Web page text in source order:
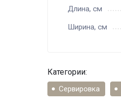
Длина, см
Ширина, см
Категории:
Сервировка